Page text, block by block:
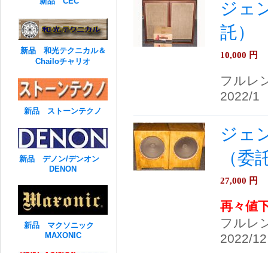
ジェ
託）
10,000 円
フルレ
2022/1
ジェ
（委
27,000 円
再々値
フルレ
2022/12
新品 和光テクニカル＆
Chailoチャリオ
新品 ストーンテクノ
新品 デノン/デンオン
DENON
新品 マクソニック
MAXONIC